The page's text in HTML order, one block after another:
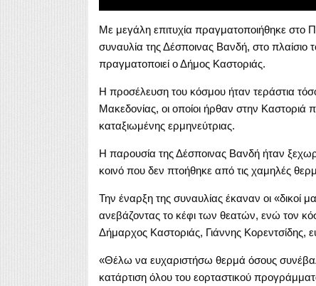
Με μεγάλη επιτυχία πραγματοποιήθηκε στο
συναυλία της Δέσποινας Βανδή, στο
πραγματοποιεί ο Δήμος Καστοριάς.
Η προσέλευση του κόσμου ήταν τεράστια
Μακεδονίας, οι οποίοι ήρθαν στην
καταξιωμένης ερμηνεύτριας.
Η παρουσία της Δέσποινας Βανδή ήταν
κοινό που δεν πτοήθηκε από τις χαμηλές
Την έναρξη της συναυλίας έκαναν οι
ανεβάζοντας το κέφι των θεατών, ενώ τον
Δήμαρχος Καστοριάς, Γιάννης Κορεντσίδης,
«Θέλω να ευχαριστήσω θερμά όσους
κατάρτιση όλου του εορταστικού